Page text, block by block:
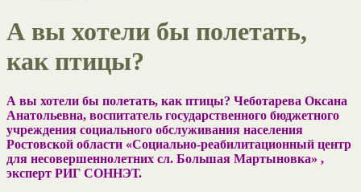
А вы хотели бы полетать,
как птицы?
А вы хотели бы полетать, как птицы? Чеботарева Оксана
Анатольевна, воспитатель государственного бюджетного
учреждения социального обслуживания населения
Ростовской области «Социально-реабилитационный центр
для несовершеннолетних сл. Большая Мартыновка» ,
эксперт РИГ СОННЭТ.